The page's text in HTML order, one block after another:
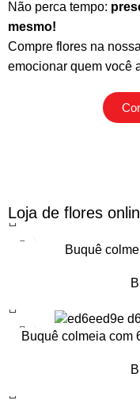
Não perca tempo:
mesmo!
Compre flores na
emocionar quem você
Loja de flores
Buquê
Buquê colmeia com